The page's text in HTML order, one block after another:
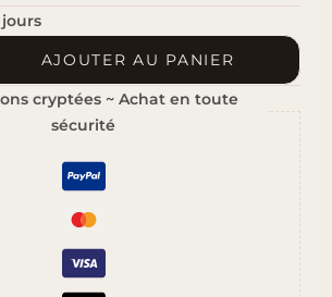
AJOUTER AU PANIER
cryptées ~ Achat en toute
sécurité